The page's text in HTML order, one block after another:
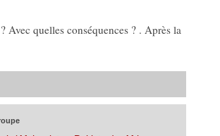
Avec quelles conséquences ? . Après la